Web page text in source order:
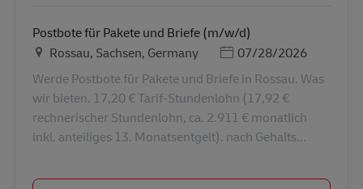
Postbote für Pakete und Briefe (m/w/d)
Местоположение
Rossau, Sachsen, Germany Дата публикации
07/28/2026
Werde Postbote für Pakete und Briefe in Rossau. Was
wir bieten. 17,20 € Tarif-Stundenlohn (17,92 €
rechnerischer Stundenlohn, ca. 2.911 € monatlich
inkl. anteiliges 13. Monatsentgelt). nach Gehalts...